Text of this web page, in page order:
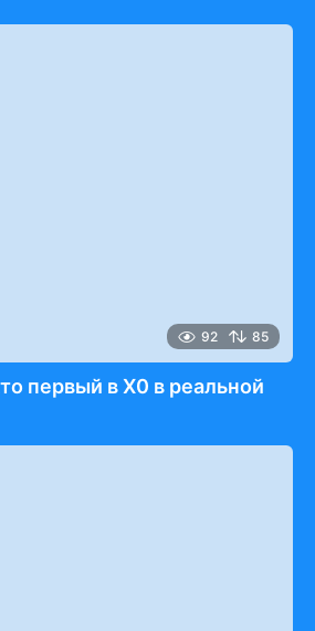
92 85
первый в Х0 в реальной